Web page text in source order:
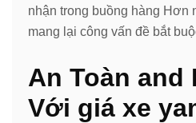
nhận trong buồng hàng Hơn
mang lại công vấn đề bắt
An Toàn and
Với giá xe